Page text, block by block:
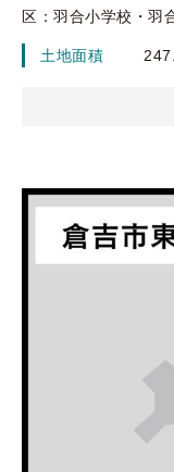
区：羽合小学校・羽
土地面積